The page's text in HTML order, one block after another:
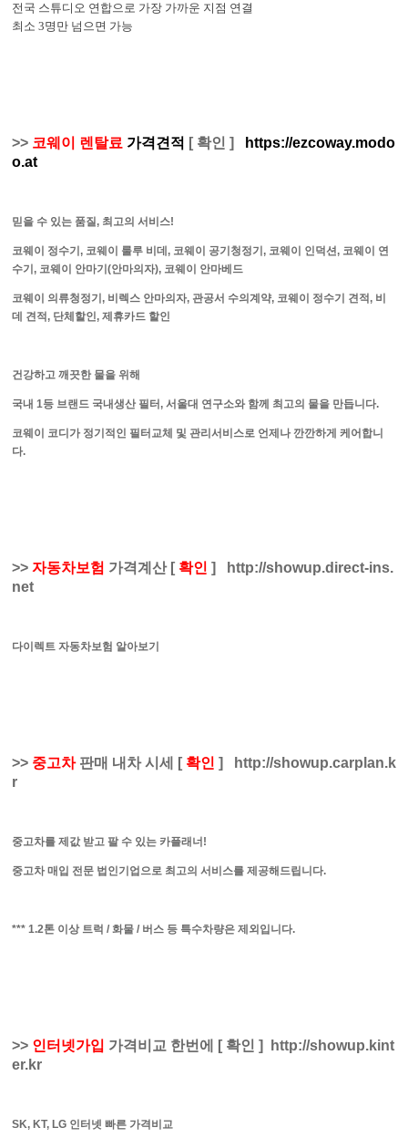
전국 스튜디오 연합으로 가장 가까운 지점 연결
최소 3명만 넘으면 가능
>> 코웨이 렌탈료 가격견적 [ 확인 ]
https://ezcoway.modo
o.at
믿을 수 있는 품질, 최고의 서비스!
코웨이 정수기, 코웨이 룰루 비데, 코웨이 공기청정기, 코웨이 인덕션, 코웨이 연
수기, 코웨이 안마기(안마의자), 코웨이 안마베드
코웨이 의류청정기, 비렉스 안마의자, 관공서 수의계약, 코웨이 정수기 견적, 비
데 견적, 단체할인, 제휴카드 할인
건강하고 깨끗한 물을 위해
국내 1등 브랜드 국내생산 필터, 서울대 연구소와 함께 최고의 물을 만듭니다.
코웨이 코디가 정기적인 필터교체 및 관리서비스로 언제나 깐깐하게 케어합니
다.
>> 자동차보험 가격계산[ 확인 ]
http://showup.direct-ins.
net
다이렉트 자동차보험 알아보기
>> 중고차판매 내차 시세 [ 확인 ]
http://showup.carplan.k
r
중고차를 제값 받고 팔 수 있는 카플래너!
중고차 매입 전문 법인기업으로 최고의 서비스를 제공해드립니다.
*** 1.2톤 이상 트럭 / 화물 / 버스 등 특수차량은 제외입니다.
>> 인터넷가입 가격비교 한번에 [ 확인 ]
http://showup.kint
er.kr
SK, KT, LG 인터넷 빠른 가격비교